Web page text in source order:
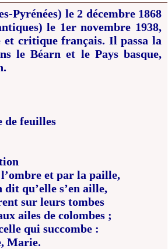
Pyrénées) le 2 décembre 1868
le 1er novembre 1938,
et critique français. Il passa la
le Béarn et le Pays basque,
de feuilles
et par la paille,
dit qu’elle s’en aille,
sur leurs tombes
ailes de colombes ;
qui succombe :
Marie.